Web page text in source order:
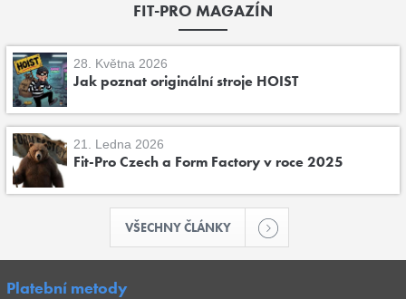
FIT-PRO MAGAZÍN
28. Května 2026
Jak poznat originální stroje HOIST
21. Ledna 2026
Fit-Pro Czech a Form Factory v roce 2025
VŠECHNY ČLÁNKY
Platební metody